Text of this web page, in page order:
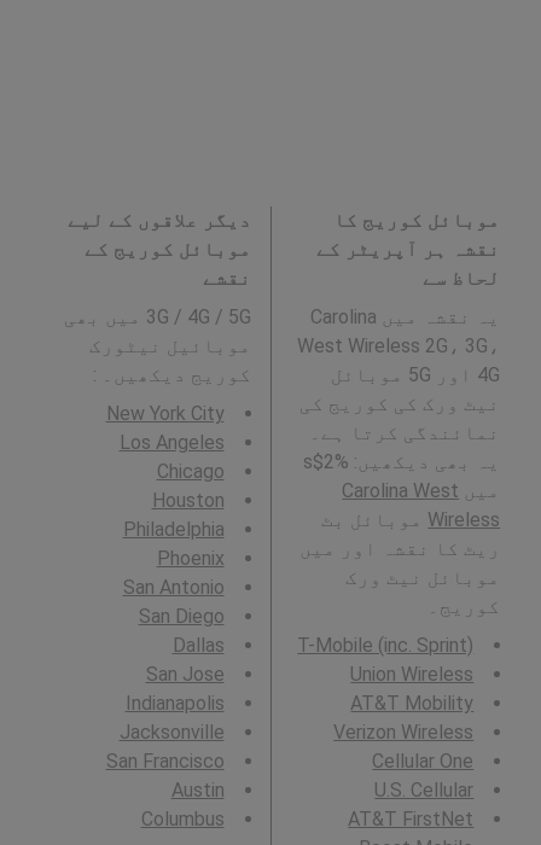
موبائل کوریج کا
نقشہ ہر آپریٹر کے
لحاظ سے
یہ نقشہ میں Carolina
West Wireless 2G، 3G،
4G اور 5G موبائل
نیٹ ورک کی کوریج کی
نمائندگی کرتا ہے۔
یہ بھی دیکھیں: %2$s
میں Carolina West
Wireless موبائل بٹ
ریٹ کا نقشہ اور میں
موبائل نیٹ ورک
کوریج۔
T-Mobile (inc. Sprint)
Union Wireless
AT&T Mobility
Verizon Wireless
Cellular One
U.S. Cellular
AT&T FirstNet
دیگر علاقوں کے لیے
موبائل کوریج کے
نقشے
3G / 4G / 5G میں بھی
موبائیل نیٹورک
کوریج دیکھیں۔ :
New York City
Los Angeles
Chicago
Houston
Philadelphia
Phoenix
San Antonio
San Diego
Dallas
San Jose
Indianapolis
Jacksonville
San Francisco
Austin
Columbus